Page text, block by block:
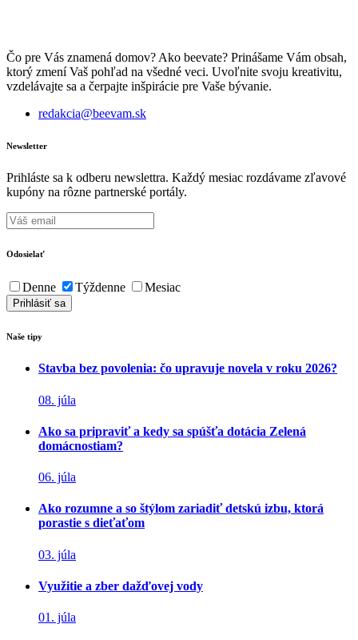
Čo pre Vás znamená domov? Ako beevate? Prinášame Vám obsah,
ktorý zmení Vaš pohľad na všedné veci. Uvoľnite svoju kreativitu,
vzdelávajte sa a čerpajte inšpirácie pre Vaše bývanie.
redakcia@beevam.sk
Newsletter
Prihláste sa k odberu newslettra. Každý mesiac rozdávame zľavové
kupóny na rôzne partnerské portály.
Odosielať
Denne Týždenne Mesiac
Naše tipy
Stavba bez povolenia: čo upravuje novela v roku 2026?
08. júla
Ako sa pripraviť a kedy sa spúšťa dotácia Zelená
domácnostiam?
06. júla
Ako rozumne a so štýlom zariadiť detskú izbu, ktorá
porastie s dieťaťom
03. júla
Využitie a zber dažďovej vody
01. júla